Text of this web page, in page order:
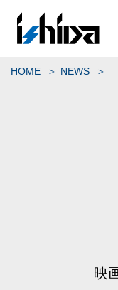
HOME NEWS
映